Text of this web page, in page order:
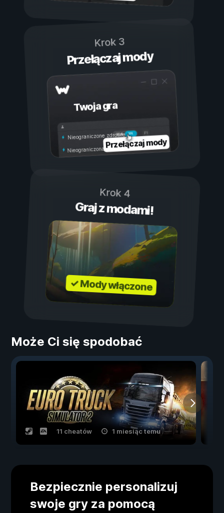
Krok 3
Przełączaj mody
Twoja gra
Wł.
Wył.
Nieograniczone zdrowie
Nieograniczona wytrzymałość
Przełączaj mody
Krok 4
Graj z modami!
✓ Mody włączone
Może Ci się spodobać
11 cheatów 1 miesiąc temu
Bezpiecznie personalizuj
swoje gry za pomocą